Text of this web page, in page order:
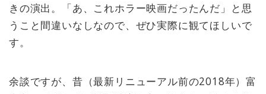
きの演出。「あ、これホラー映画だったんだ」と思
うこと間違いなしなので、ぜひ実際に観てほしいで
す。
余談ですが、昔（最新リニューアル前の2018年）富